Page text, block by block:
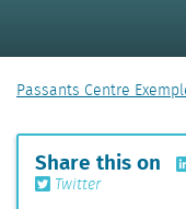
Passants Centre
Share this on
Twitter